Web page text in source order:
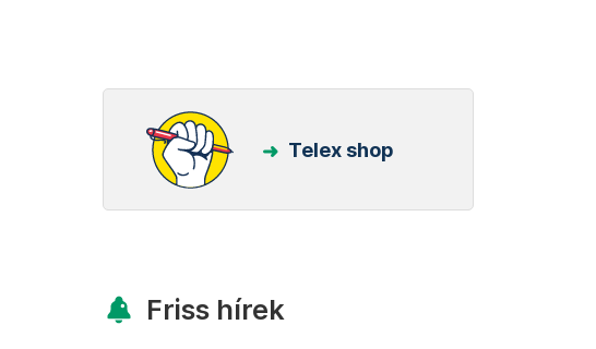
Telex shop
Friss hírek